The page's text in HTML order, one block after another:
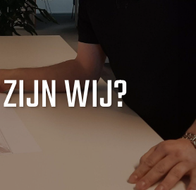
WIJ?